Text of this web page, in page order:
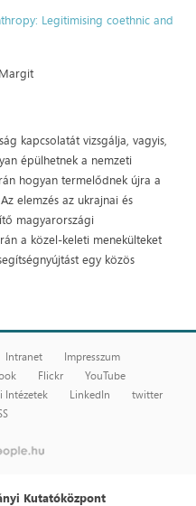
Legitimising coethnic and
kapcsolatát vizsgálja, vagyis,
épülhetnek a nemzeti
hogyan termelődnek újra a
elemzés az ukrajnai és
magyarországi
a közel-keleti menekülteket
egy közös
Intranet
Impresszum
Flickr
YouTube
Intézetek LinkedIn
twitter
Kutatóközpont